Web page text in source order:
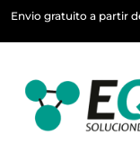
Envio gratuito a partir